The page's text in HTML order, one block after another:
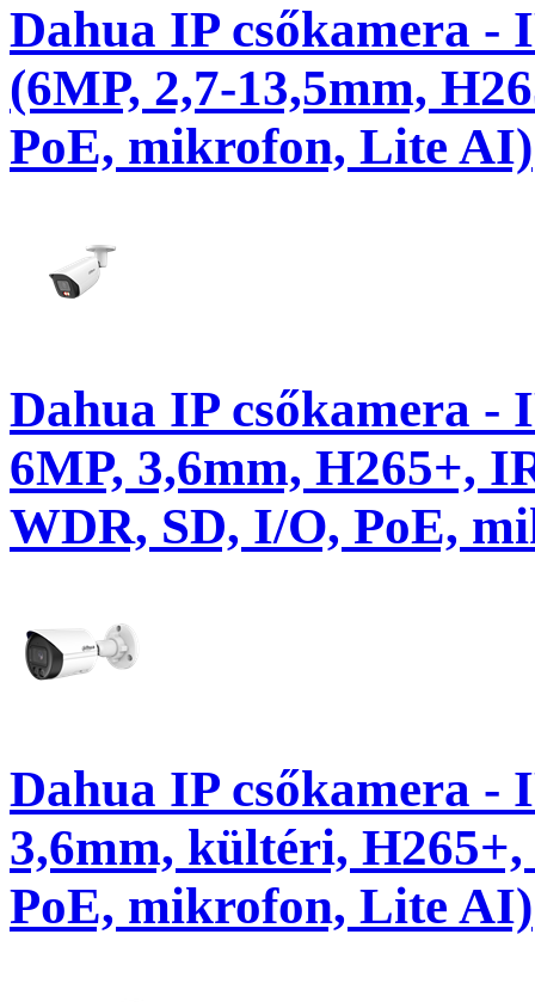
Dahua IP csőkamera
(6MP, 2,7-13,5mm,
PoE, mikrofon, Lite AI)
Dahua IP csőkamera
6MP, 3,6mm, H265+,
WDR, SD, I/O, PoE,
Dahua IP csőkamera -
3,6mm, kültéri,
PoE, mikrofon, Lite AI)